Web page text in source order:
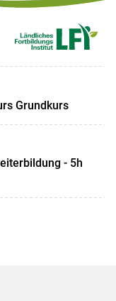
Grundkurs
- 5h